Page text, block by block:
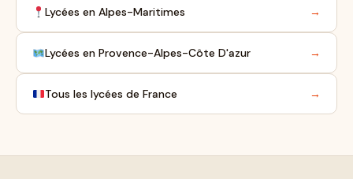
Lycées en Alpes-Maritimes →
Lycées en Provence-Alpes-Côte D'azur →
Tous les lycées de France →